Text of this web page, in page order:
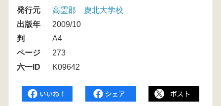
発行元
高霊郡 慶北大学校
出版年
2009/10
判
A4
ページ
273
六一ID
K09642